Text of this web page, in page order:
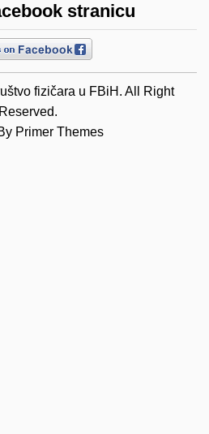
stranicu
fizičara u FBiH. All Right
Reserved.
Primer Themes